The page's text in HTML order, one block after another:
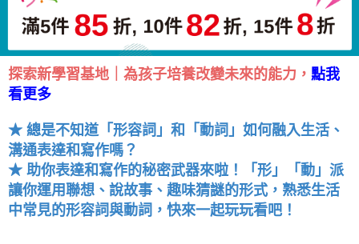
探索新學習基地｜為孩子培養改變未來的能力， 點我
看更多
★ 總是不知道「形容詞」和「動詞」如何融入生活、
溝通表達和寫作嗎？
★ 助你表達和寫作的秘密武器來啦！「形」「動」派
讓你運用聯想、說故事、趣味猜謎的形式，熟悉生活
中常見的形容詞與動詞，快來一起玩玩看吧！